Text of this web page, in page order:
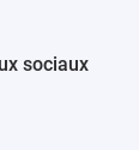
sociaux